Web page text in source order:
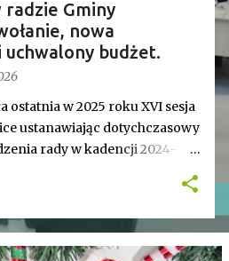
radzie Gminy
nowa
uchwalony budżet.
ostatnia w 2025 roku XVI sesja
ustanawiając dotychczasowy
rady w kadencji 2024-
punktów był bowiem
a nową
Joanna Jabłecka -